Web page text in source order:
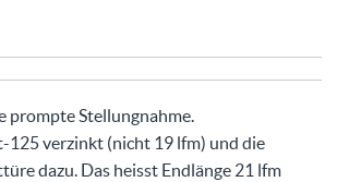
prompte Stellungnahme.
125 verzinkt (nicht 19 lfm) und die
dazu. Das heisst Endlänge 21 lfm